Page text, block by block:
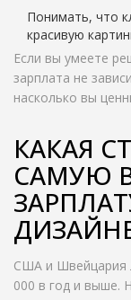
Понимать, что
красивую
Если вы умеете
зарплата не
насколько вы
КАКАЯ
САМУЮ
США и Швейцария
000 в год и выше.